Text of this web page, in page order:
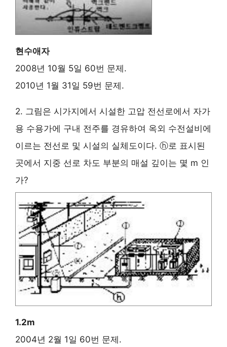
현수애자
2008년 10월 5일 60번 문제.
2010년 1월 31일 59번 문제.
2. 그림은 시가지에서 시설한 고압 전선로에서 자가
용 수용가에 구내 전주를 경유하여 옥외 수전설비에
이르는 전선로 및 시설의 실체도이다. ⓗ로 표시된
곳에서 지중 선로 차도 부분의 매설 깊이는 몇 m 인
가?
1.2m
2004년 2월 1일 60번 문제.